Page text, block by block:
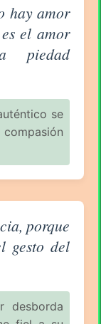
- Rafael
hay amor
el amor
piedad
se
- Rafael
porque
gesto del
desborda